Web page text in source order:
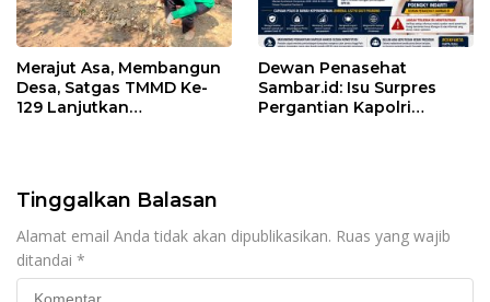
Merajut Asa, Membangun
Desa, Satgas TMMD Ke-
129 Lanjutkan
Dewan Penasehat
Sambar.id: Isu Surpres
Pergantian Kapolri
Tinggalkan Balasan
Alamat email Anda tidak akan dipublikasikan. Ruas yang wajib
ditandai *